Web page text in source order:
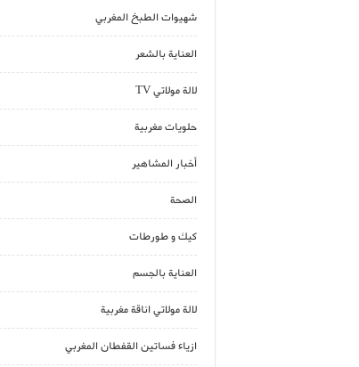
شهيوات الطبخ المغربي
العناية بالشعر
لالة مولاتي TV
حلويات مغربية
أخبار المشاهير
الصحة
كيك و طورطات
العناية بالجسم
لالة مولاتي اناقة مغربية
ازياء فساتين القفطان المغربي